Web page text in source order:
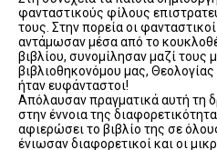
φανταστικούς φίλους
τους. Στην πορεία οι
αντάμωσαν μέσα από το
βιβλίου, συνομίλησαν μαζί τους
βιβλιοθηκονόμου μας, Θεολογίας
ήταν ευφάνταστοι!
Απόλαυσαν πραγματικά αυτή τη
στην έννοια της
αφιερώσει το βιβλίο της σε
ένιωσαν διαφορετικοί και οι